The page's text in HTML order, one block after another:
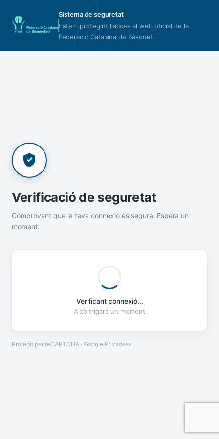
Sistema de seguretat
Estem protegint l'accés al web oficial de la
Federació Catalana de Bàsquet.
Verificació de seguretat
Comprovant que la teva connexió és segura. Espera un
moment.
Verificant connexió...
Això trigarà un moment
Protegit per reCAPTCHA · Google Privadesa